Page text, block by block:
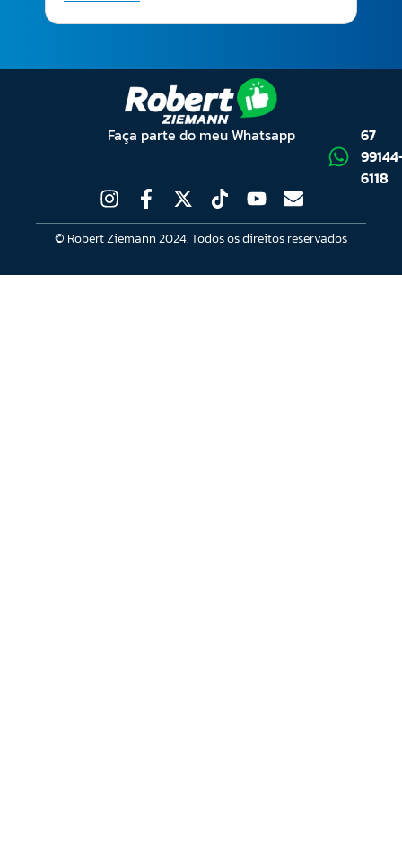
Faça parte do meu Whatsapp
67
6118
© Robert Ziemann 2024. Todos os direitos reservados